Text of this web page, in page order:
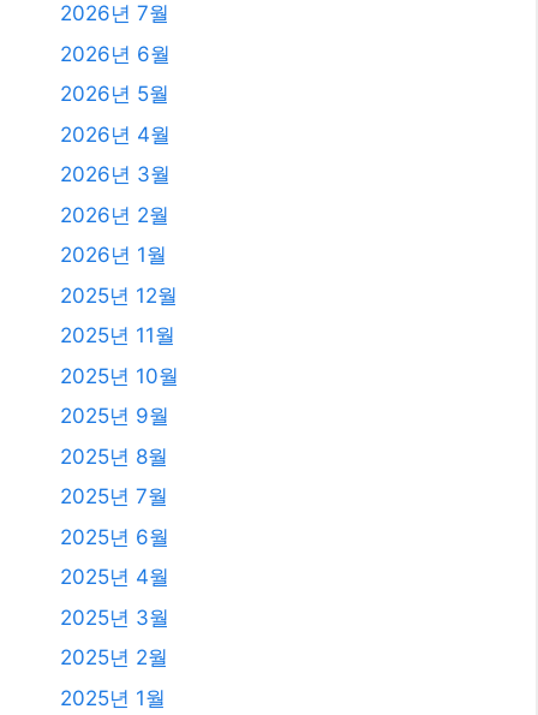
2026년 7월
2026년 6월
2026년 5월
2026년 4월
2026년 3월
2026년 2월
2026년 1월
2025년 12월
2025년 11월
2025년 10월
2025년 9월
2025년 8월
2025년 7월
2025년 6월
2025년 4월
2025년 3월
2025년 2월
2025년 1월